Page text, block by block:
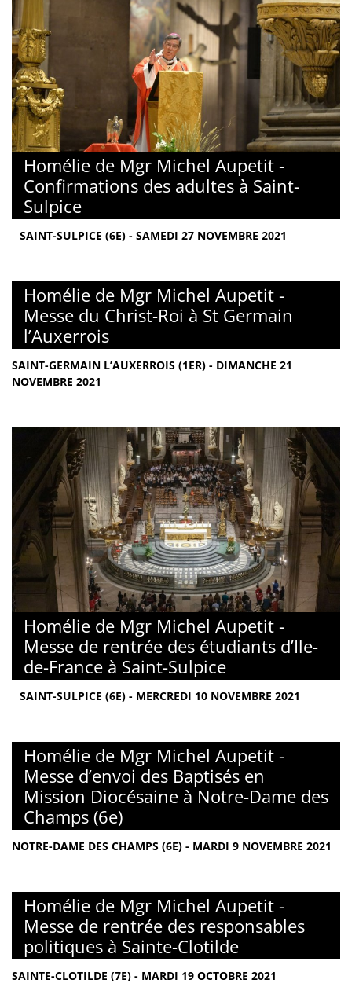
Homélie de Mgr Michel Aupetit -
Confirmations des adultes à Saint-
Sulpice
SAINT-SULPICE (6E) - SAMEDI 27 NOVEMBRE 2021
Homélie de Mgr Michel Aupetit -
Messe du Christ-Roi à St Germain
l’Auxerrois
SAINT-GERMAIN L’AUXERROIS (1ER) - DIMANCHE 21
NOVEMBRE 2021
Homélie de Mgr Michel Aupetit -
Messe de rentrée des étudiants d’Ile-
de-France à Saint-Sulpice
SAINT-SULPICE (6E) - MERCREDI 10 NOVEMBRE 2021
Homélie de Mgr Michel Aupetit -
Messe d’envoi des Baptisés en
Mission Diocésaine à Notre-Dame des
Champs (6e)
NOTRE-DAME DES CHAMPS (6E) - MARDI 9 NOVEMBRE 2021
Homélie de Mgr Michel Aupetit -
Messe de rentrée des responsables
politiques à Sainte-Clotilde
SAINTE-CLOTILDE (7E) - MARDI 19 OCTOBRE 2021